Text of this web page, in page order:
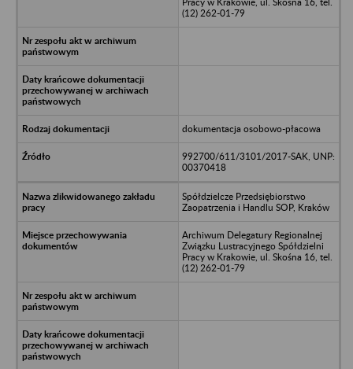
(12) 262-01-79
dokumentacja osobowo-płacowa
992700/611/3101/2017-SAK, UNP:
00370418
Spółdzielcze Przedsiębiorstwo
Zaopatrzenia i Handlu SOP, Kraków
Archiwum Delegatury Regionalnej
Związku Lustracyjnego Spółdzielni
Pracy w Krakowie, ul. Skośna 16, tel.
(12) 262-01-79